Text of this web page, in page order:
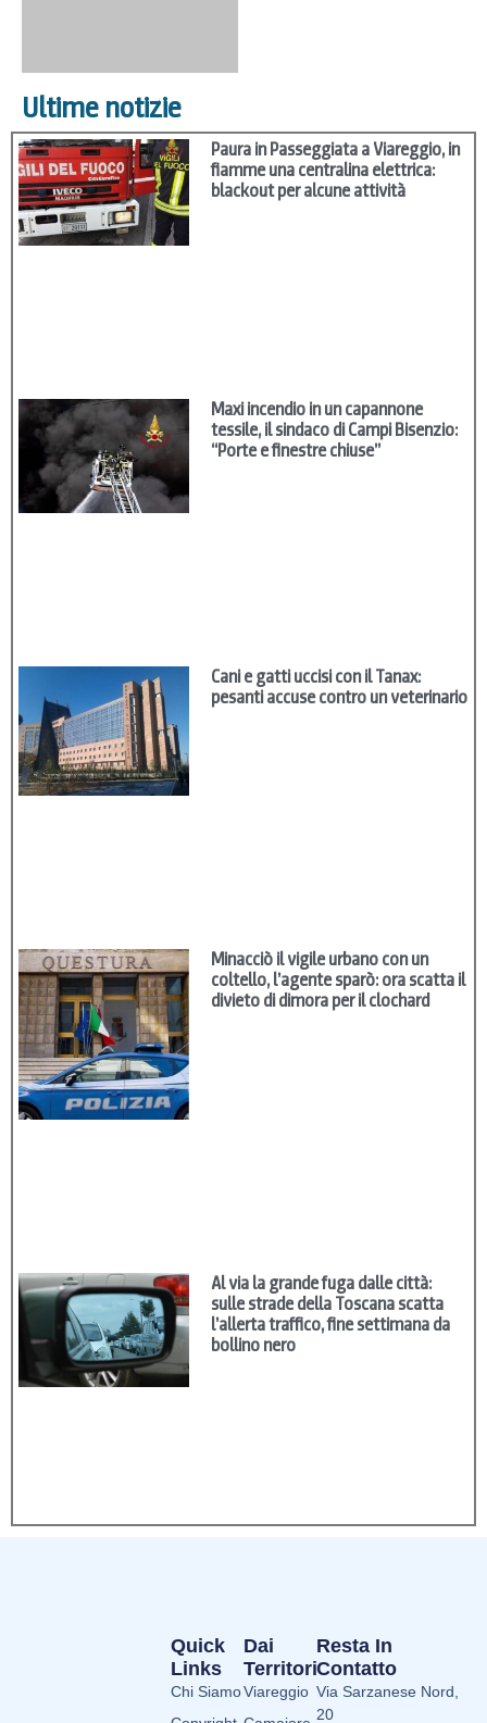
Ultime notizie
Paura in Passeggiata a Viareggio, in
fiamme una centralina elettrica:
blackout per alcune attività
Maxi incendio in un capannone
tessile, il sindaco di Campi Bisenzio:
“Porte e finestre chiuse”
Cani e gatti uccisi con il Tanax:
pesanti accuse contro un veterinario
Minacciò il vigile urbano con un
coltello, l’agente sparò: ora scatta il
divieto di dimora per il clochard
Al via la grande fuga dalle città:
sulle strade della Toscana scatta
l’allerta traffico, fine settimana da
bollino nero
Dai
Territori
Viareggio
Quick
Links
Chi Siamo
Resta In
Contatto
Via Sarzanese Nord,
20